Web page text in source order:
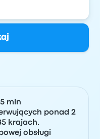
mln
ponad 2
krajach.
obsługi